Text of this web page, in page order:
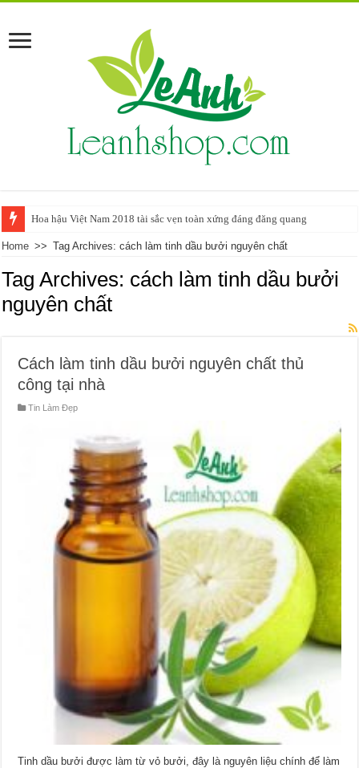
Hoa hậu Việt Nam 2018 tài sắc vẹn toàn xứng đáng đăng quang
Home >> Tag Archives: cách làm tinh dầu bưởi nguyên chất
Tag Archives: cách làm tinh dầu bưởi
nguyên chất
Cách làm tinh dầu bưởi nguyên chất thủ
công tại nhà
Tin Làm Đẹp
Tinh dầu bưởi được làm từ vỏ bưởi, đây là nguyên liệu chính để làm